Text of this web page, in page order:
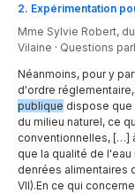
2. Expérimentation
Mme Sylvie Robert,
Vilaine · Questions
Néanmoins, pour y
d'ordre
publique dispose que
du milieu naturel, ce
conventionnelles, […]
que la qualité de
denrées alimentaires
VII).En ce qui